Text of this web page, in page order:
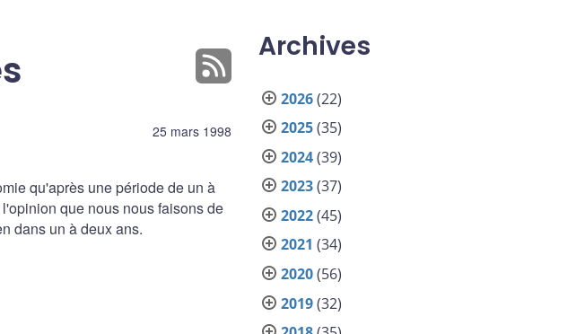
25 mars 1998
qu'après une période de un à
que nous nous faisons de
dans un à deux ans.
Archives
2026(22)
2025(35)
2024(39)
2023(37)
2022(45)
2021 (34)
2020(56)
2019(32)